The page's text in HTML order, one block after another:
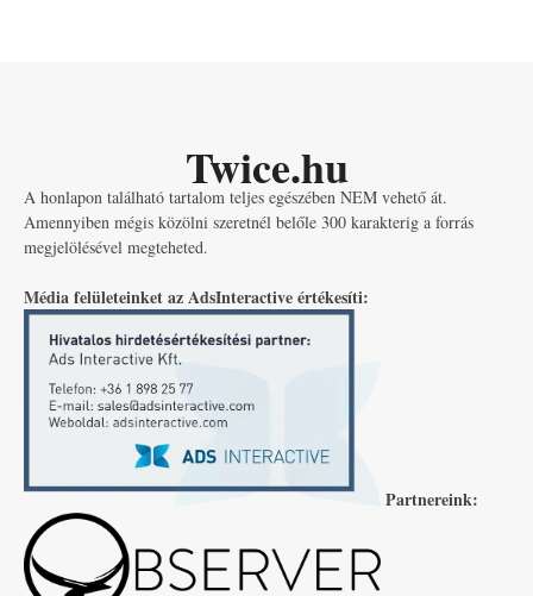
Twice.hu
A honlapon található tartalom teljes egészében NEM vehető át.
Amennyiben mégis közölni szeretnél belőle 300 karakterig a forrás
megjelölésével megteheted.
Média felületeinket az AdsInteractive értékesíti:
Partnereink: